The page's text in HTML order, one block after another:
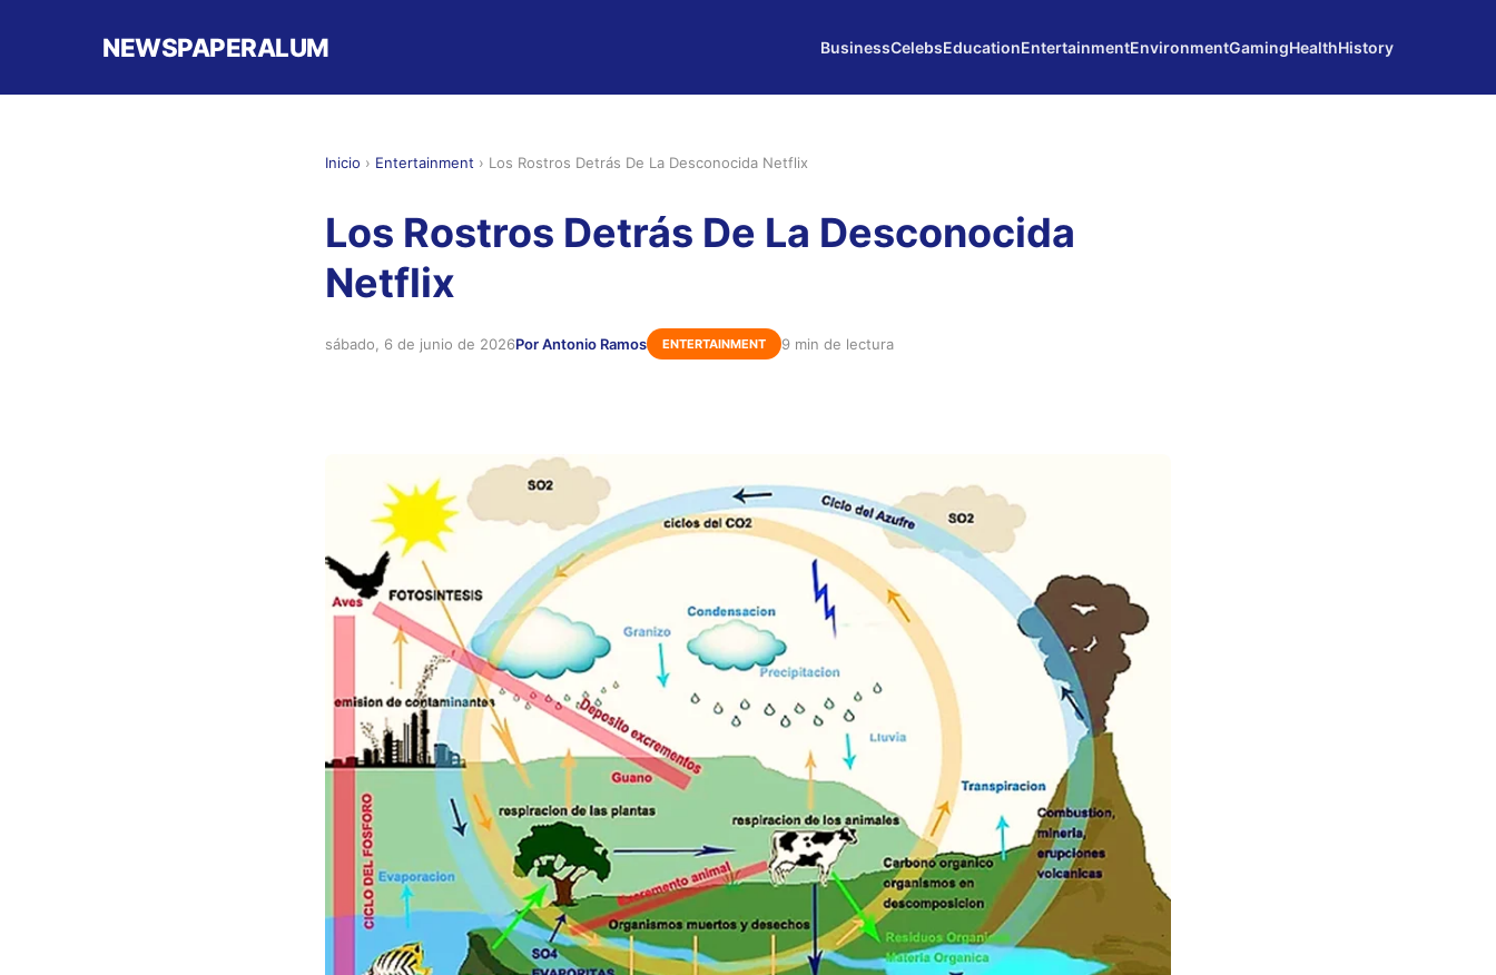
NEWSPAPERALUM BusinessCelebsEducationEntertainmentEnvironmentGamingHealthHistory
Inicio › Entertainment › Los Rostros Detrás De La Desconocida Netflix
Los Rostros Detrás De La Desconocida
Netflix
sábado, 6 de junio de 2026Por Antonio Ramos ENTERTAINMENT 9 min de lectura